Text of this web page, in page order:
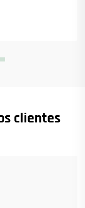
clientes